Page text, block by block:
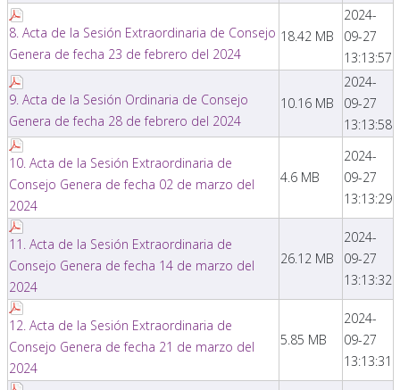
8. Acta de la Sesión Extraordinaria de Consejo
Genera de fecha 23 de febrero del 2024
18.42 MB
2024-
09-27
13:13:57
9. Acta de la Sesión Ordinaria de Consejo
Genera de fecha 28 de febrero del 2024
10.16 MB
2024-
09-27
13:13:58
10. Acta de la Sesión Extraordinaria de
Consejo Genera de fecha 02 de marzo del
2024
4.6 MB
2024-
09-27
13:13:29
11. Acta de la Sesión Extraordinaria de
Consejo Genera de fecha 14 de marzo del
2024
26.12 MB
2024-
09-27
13:13:32
12. Acta de la Sesión Extraordinaria de
Consejo Genera de fecha 21 de marzo del
2024
5.85 MB
2024-
09-27
13:13:31